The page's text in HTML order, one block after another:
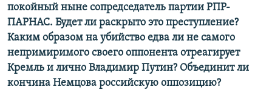
покойный ныне сопредседатель партии РПР-
ПАРНАС. Будет ли раскрыто это преступление?
Каким образом на убийство едва ли не самого
непримиримого своего оппонента отреагирует
Кремль и лично Владимир Путин? Объединит ли
кончина Немцова российскую оппозицию?